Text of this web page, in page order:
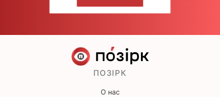
ПОЗІРК
О нас